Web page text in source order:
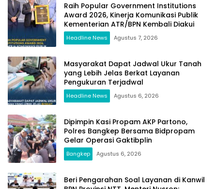
Raih Popular Government Institutions
Award 2026, Kinerja Komunikasi Publik
Kementerian ATR/BPN Kembali Diakui
Headline News Agustus 7, 2026
Masyarakat Dapat Jadwal Ukur Tanah
yang Lebih Jelas Berkat Layanan
Pengukuran Terjadwal
Headline News Agustus 6, 2026
Dipimpin Kasi Propam AKP Partono,
Polres Bangkep Bersama Bidpropam
Gelar Operasi Gaktibplin
Bangkep Agustus 6, 2026
Beri Pengarahan Soal Layanan di Kanwil